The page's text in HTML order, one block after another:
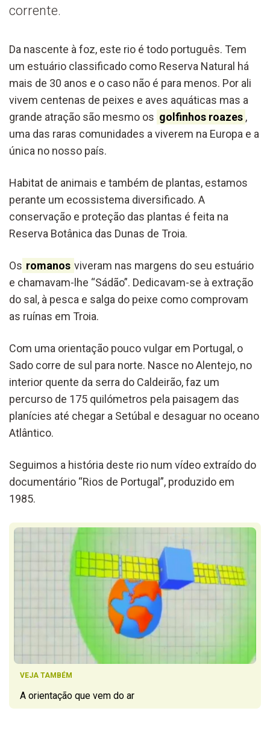
corrente.
Da nascente à foz, este rio é todo português. Tem
um estuário classificado como Reserva Natural há
mais de 30 anos e o caso não é para menos. Por ali
vivem centenas de peixes e aves aquáticas mas a
grande atração são mesmo os golfinhos roazes ,
uma das raras comunidades a viverem na Europa e a
única no nosso país.
Habitat de animais e também de plantas, estamos
perante um ecossistema diversificado. A
conservação e proteção das plantas é feita na
Reserva Botânica das Dunas de Troia.
Os romanos viveram nas margens do seu estuário
e chamavam-lhe “Sádão”. Dedicavam-se à extração
do sal, à pesca e salga do peixe como comprovam
as ruínas em Troia.
Com uma orientação pouco vulgar em Portugal, o
Sado corre de sul para norte. Nasce no Alentejo, no
interior quente da serra do Caldeirão, faz um
percurso de 175 quilómetros pela paisagem das
planícies até chegar a Setúbal e desaguar no oceano
Atlântico.
Seguimos a história deste rio num vídeo extraído do
documentário “Rios de Portugal”, produzido em
1985.
VEJA TAMBÉM
A orientação que vem do ar